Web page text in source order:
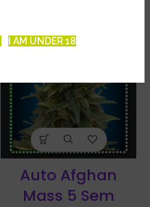
I AM UNDER 18
Auto Afghan
Mass 5 Sem